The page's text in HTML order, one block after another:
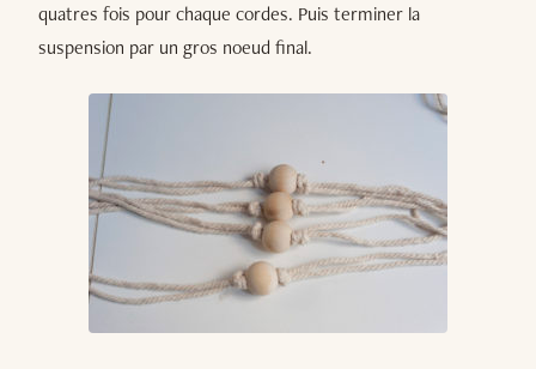
quatres fois pour chaque cordes. Puis terminer la
suspension par un gros noeud final.